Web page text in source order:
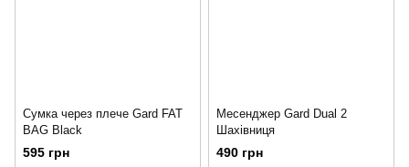
Сумка через плече Gard FAT
BAG Black
595 грн
Месенджер Gard Dual 2
Шахівниця
490 грн